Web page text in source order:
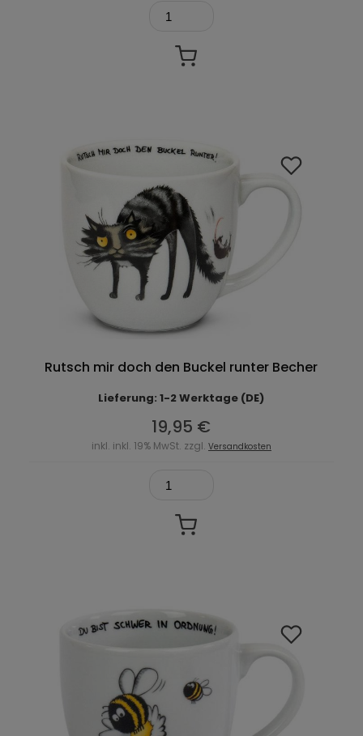
Rutsch mir doch den Buckel runter Becher
Lieferung: 1-2 Werktage (DE)
19,95 €
inkl. inkl. 19% MwSt. zzgl. Versandkosten